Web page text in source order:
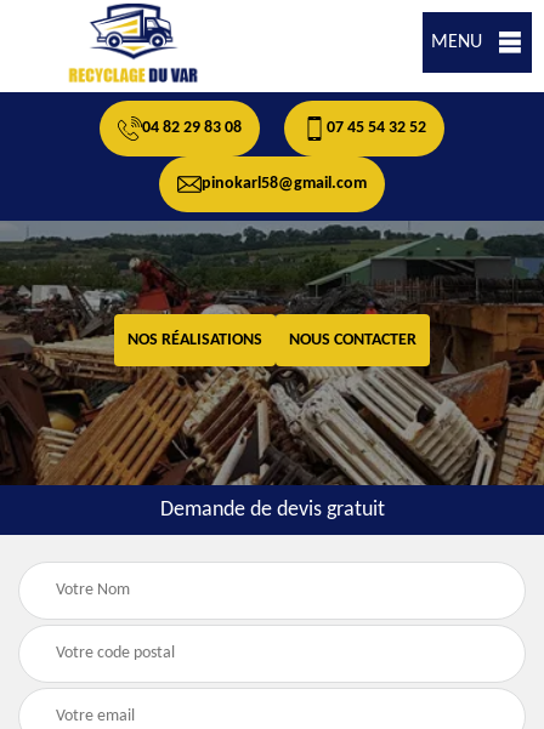
MENU
04 82 29 83 08 07 45 54 32 52
pinokarl58@gmail.com
NOS RÉALISATIONS NOUS CONTACTER
Demande de devis gratuit